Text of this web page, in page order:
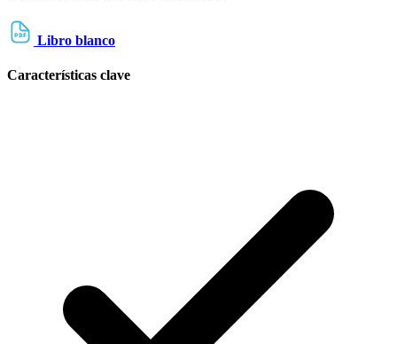
Libro blanco
Características clave